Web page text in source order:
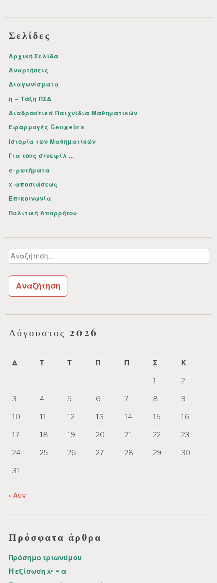
Σελίδες
Αρχική Σελίδα
Αναρτήσεις
Διαγωνίσματα
η – Τάξη ΠΣΔ
Διαδραστικά Παιχνίδια Μαθηματικών
Εφαρμογές Geogebra
Ιστορία των Μαθηματικών
Για τους σινεφίλ …
e-ρωτήματα
x-αποστάσεως
Επικοινωνία
Πολιτική Απορρήτου
Αναζήτηση
για:
Αύγουστος 2026
Δ Τ Τ Π Π Σ Κ
1 2
3 4 5 6 7 8 9
10 11 12 13 14 15 16
17 18 19 20 21 22 23
24 25 26 27 28 29 30
31
« Αυγ
Πρόσφατα άρθρα
Πρόσημο τριωνύμου
Η εξίσωση xⁿ = α